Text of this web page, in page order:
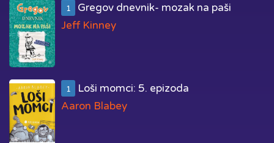
1
Gregov dnevnik- mozak na paši
Jeff Kinney
1
Loši momci: 5. epizoda
Aaron Blabey